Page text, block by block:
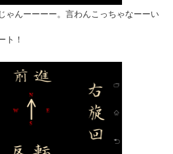
ゃんーーーー。言わんこっちゃなーーい
ト！